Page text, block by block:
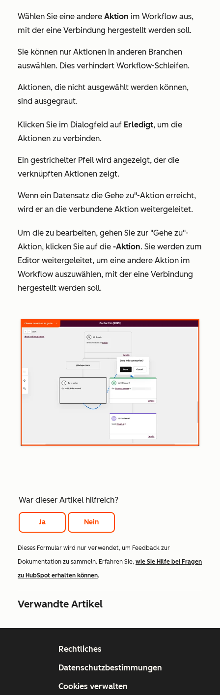
Wählen Sie eine andere Aktion im Workflow aus,
mit der eine Verbindung hergestellt werden soll.
Sie können nur Aktionen in anderen Branchen
auswählen. Dies verhindert Workflow-Schleifen.
Aktionen, die nicht ausgewählt werden können,
sind ausgegraut.
Klicken Sie im Dialogfeld auf Erledigt, um die
Aktionen zu verbinden.
Ein gestrichelter Pfeil wird angezeigt, der die
verknüpften Aktionen zeigt.
Wenn ein Datensatz die Gehe zu"-Aktion erreicht,
wird er an die verbundene Aktion weitergeleitet.
Um die zu bearbeiten, gehen Sie zur "Gehe zu"-
Aktion, klicken Sie auf die -Aktion. Sie werden zum
Editor weitergeleitet, um eine andere Aktion im
Workflow auszuwählen, mit der eine Verbindung
hergestellt werden soll.
War dieser Artikel hilfreich?
Ja Nein
Dieses Formular wird nur verwendet, um Feedback zur
Dokumentation zu sammeln. Erfahren Sie, wie Sie Hilfe bei Fragen
zu HubSpot erhalten können.
Verwandte Artikel
Rechtliches
Datenschutzbestimmungen
Cookies verwalten